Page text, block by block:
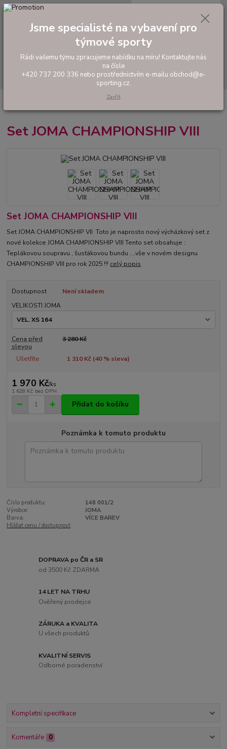
Hledat
tel: +420 737 200 336
0,00 Kč
Hráčské sety a soupravy
VIII
Set JOMA CHAMPIONSHIP VIII
Set JOMA CHAMPIONSHIP VIII
Set JOMA CHAMPIONSHIP VII Toto je naprosto nový výcházkový set z
nové kolekce JOMA CHAMPIONSHIP VIII Tento set obsahuje :
Teplákovou soupravu , šusťákovou bundu ....vše v novém designu
CHAMPIONSHIP VIII pro rok 2025 !!! celý popis
Dostupnost
Není skladem
VELIKOSTI JOMA
Cena před
slevou
3 280 Kč
Ušetříte 1 310 Kč (40% sleva)
1 970 Kč/ks
1 628 Kč bez DPH
Přidat do košíku
Poznámka k tomuto produktu
Číslo produktu:
148 001/2
Výrobce:
JOMA
Barva:
VÍCE BAREV
Hlídat cenu / dostupnost
DOPRAVA po ČR a SR
od 3500 Kč ZDARMA
14 LET NA TRHU
Ověřený prodejce
ZÁRUKA a KVALITA
U všech produktů
KVALITNÍ SERVIS
Odborné poradenství
Kompletní specifikace
Komentáře 0
Jsme specialisté na vybavení pro
týmové sporty
Rádi vašemu týmu zpracujeme nabídku na míru! Kontaktujte nás
na čísle
+420 737 200 336 nebo prostřednictvím e-mailu obchod@e-
sporting.cz.
Zavřít